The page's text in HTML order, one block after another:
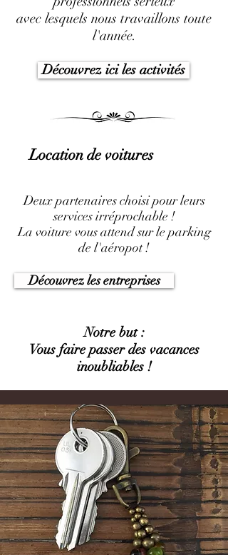
avec lesquels nous travaillons toute
l'année.
Découvrez ici les activités
Location de voitures
Deux partenaires choisi pour leurs
services irréprochable !
La voiture vous attend sur le parking
de l'aéropot !
Découvrez les entreprises
Notre but :
Vous faire passer des vacances
inoubliables !